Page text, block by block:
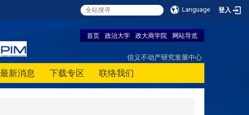
Language 登入
首页 政治大学 政大商学院 网站导览
信义不动产研究发展中心
最新消息 下载专区 联络我们